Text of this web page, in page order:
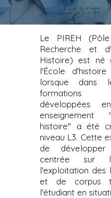
u
p
Le PIREH
Recherche et
Histoire) est né
l'École
lorsque dans
formations
développées
enseignement
histoire" a été
niveau L3. Cette
de
centrée sur
l'exploitation des
et de corpus
l'étudiant en